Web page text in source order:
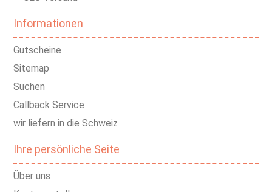
Informationen
Gutscheine
Sitemap
Suchen
Callback Service
wir liefern in die Schweiz
Ihre persönliche Seite
Über uns